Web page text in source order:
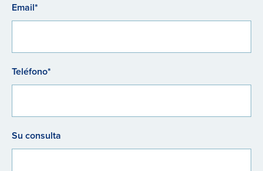
Email*
Teléfono*
Su consulta